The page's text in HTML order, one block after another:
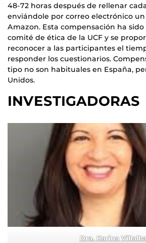
48-72 horas después de rellenar
enviándole por correo electrónico
Amazon. Esta compensación ha
comité de ética de la UCF y se
reconocer a las participantes el
responder los cuestionarios.
tipo no son habituales en España,
Unidos.
INVESTIGADORAS
Dra. Karina